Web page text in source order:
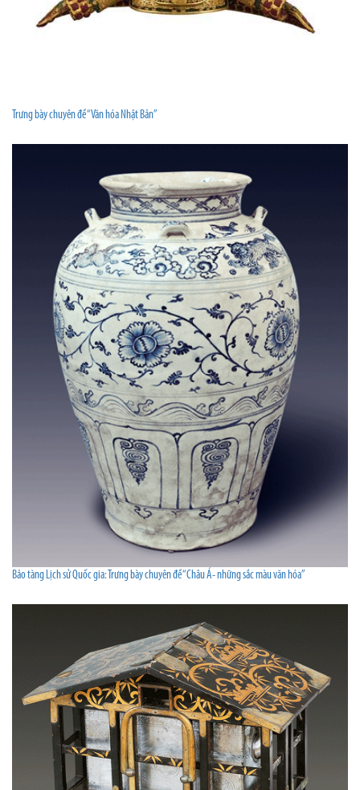
Trưng bày chuyên đề “Văn hóa Nhật Bản”
Bảo tàng Lịch sử Quốc gia: Trưng bày chuyên đề “Châu Á- những sắc màu văn hóa”